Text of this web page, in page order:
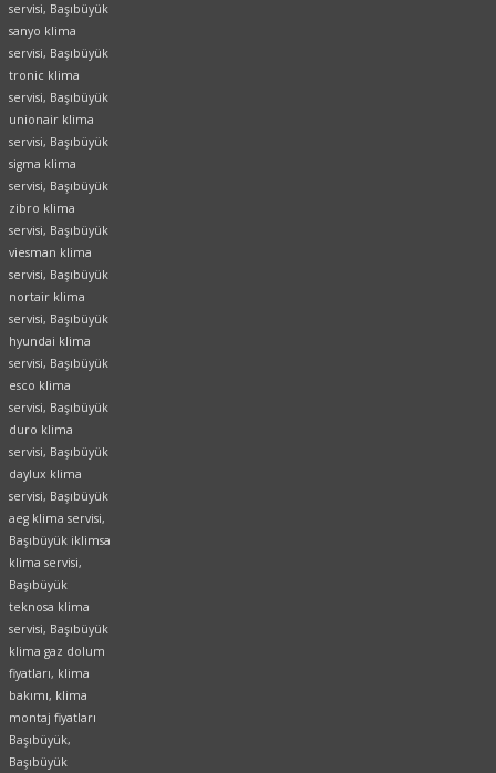
servisi, Başıbüyük
sanyo klima
servisi, Başıbüyük
tronic klima
servisi, Başıbüyük
unionair klima
servisi, Başıbüyük
sigma klima
servisi, Başıbüyük
zibro klima
servisi, Başıbüyük
viesman klima
servisi, Başıbüyük
nortair klima
servisi, Başıbüyük
hyundai klima
servisi, Başıbüyük
esco klima
servisi, Başıbüyük
duro klima
servisi, Başıbüyük
daylux klima
servisi, Başıbüyük
aeg klima servisi,
Başıbüyük iklimsa
klima servisi,
Başıbüyük
teknosa klima
servisi, Başıbüyük
klima gaz dolum
fiyatları, klima
bakımı, klima
montaj fiyatları
Başıbüyük,
Başıbüyük